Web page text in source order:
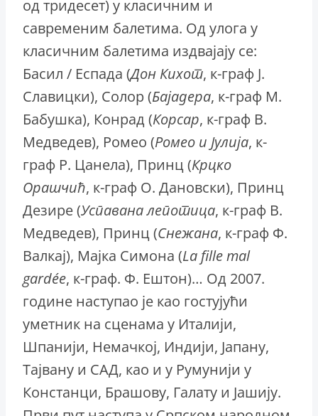
од тридесет) у класичним и
савременим балетима. Од улога у
класичним балетима издвајају се:
Басил / Еспада (Дон Кихот, к-граф Ј.
Славицки), Солор (Бајадера, к-граф М.
Бабушка), Конрад (Корсар, к-граф В.
Медведев), Ромео (Ромео и Јулија, к-
граф Р. Цанела), Принц (Крцко
Орашчић, к-граф О. Дановски), Принц
Дезире (Успаваналепотица, к-граф В.
Медведев), Принц (Снежана, к-граф Ф.
Валкај), Мајка Симона (Lа fille mal
gardée, к-граф. Ф. Ештон)… Од 2007.
године наступао је као гостујући
уметник на сценама у Италији,
Шпанији, Немачкој, Индији, Јапану,
Тајвану и САД, као и у Румунији у
Констанци, Брашову, Галату и Јашију.